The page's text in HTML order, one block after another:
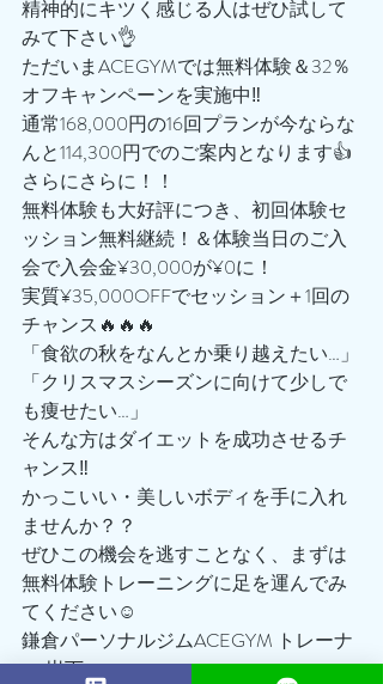
精神的にキツく感じる人はぜひ試して
みて下さい👌
ただいまACEGYMでは無料体験＆32％
オフキャンペーンを実施中‼️
通常168,000円の16回プランが今ならな
んと114,300円でのご案内となります👍
さらにさらに！！
無料体験も大好評につき、初回体験セ
ッション無料継続！＆体験当日のご入
会で入会金¥30,000が¥0に！
実質¥35,000OFFでセッション＋1回の
チャンス🔥🔥🔥
「食欲の秋をなんとか乗り越えたい…」
「クリスマスシーズンに向けて少しで
も痩せたい…」
そんな方はダイエットを成功させるチ
ャンス‼️
かっこいい・美しいボディを手に入れ
ませんか？？
ぜひこの機会を逃すことなく、まずは
無料体験トレーニングに足を運んでみ
てください☺️
鎌倉パーソナルジムACEGYM トレーナ
ー:岩下